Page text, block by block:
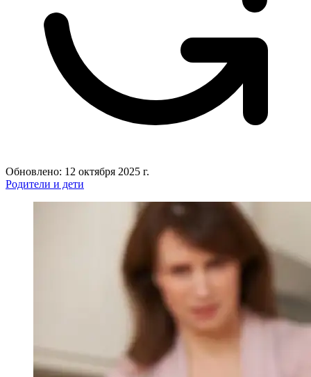
Обновлено: 12 октября 2025 г.
Родители и дети